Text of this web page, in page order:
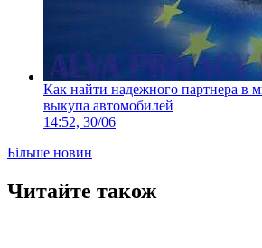
Как найти надежного партнера в
выкупа автомобилей
14:52, 30/06
Більше новин
Читайте також